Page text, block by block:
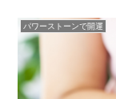
パワーストーンで開運